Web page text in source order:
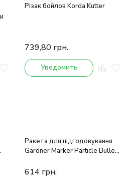
Різак бойлов Korda Kutter
739,80 грн.
Уведомить
Ракета для підгодовування
Gardner Marker Particle Bullet
614 грн.